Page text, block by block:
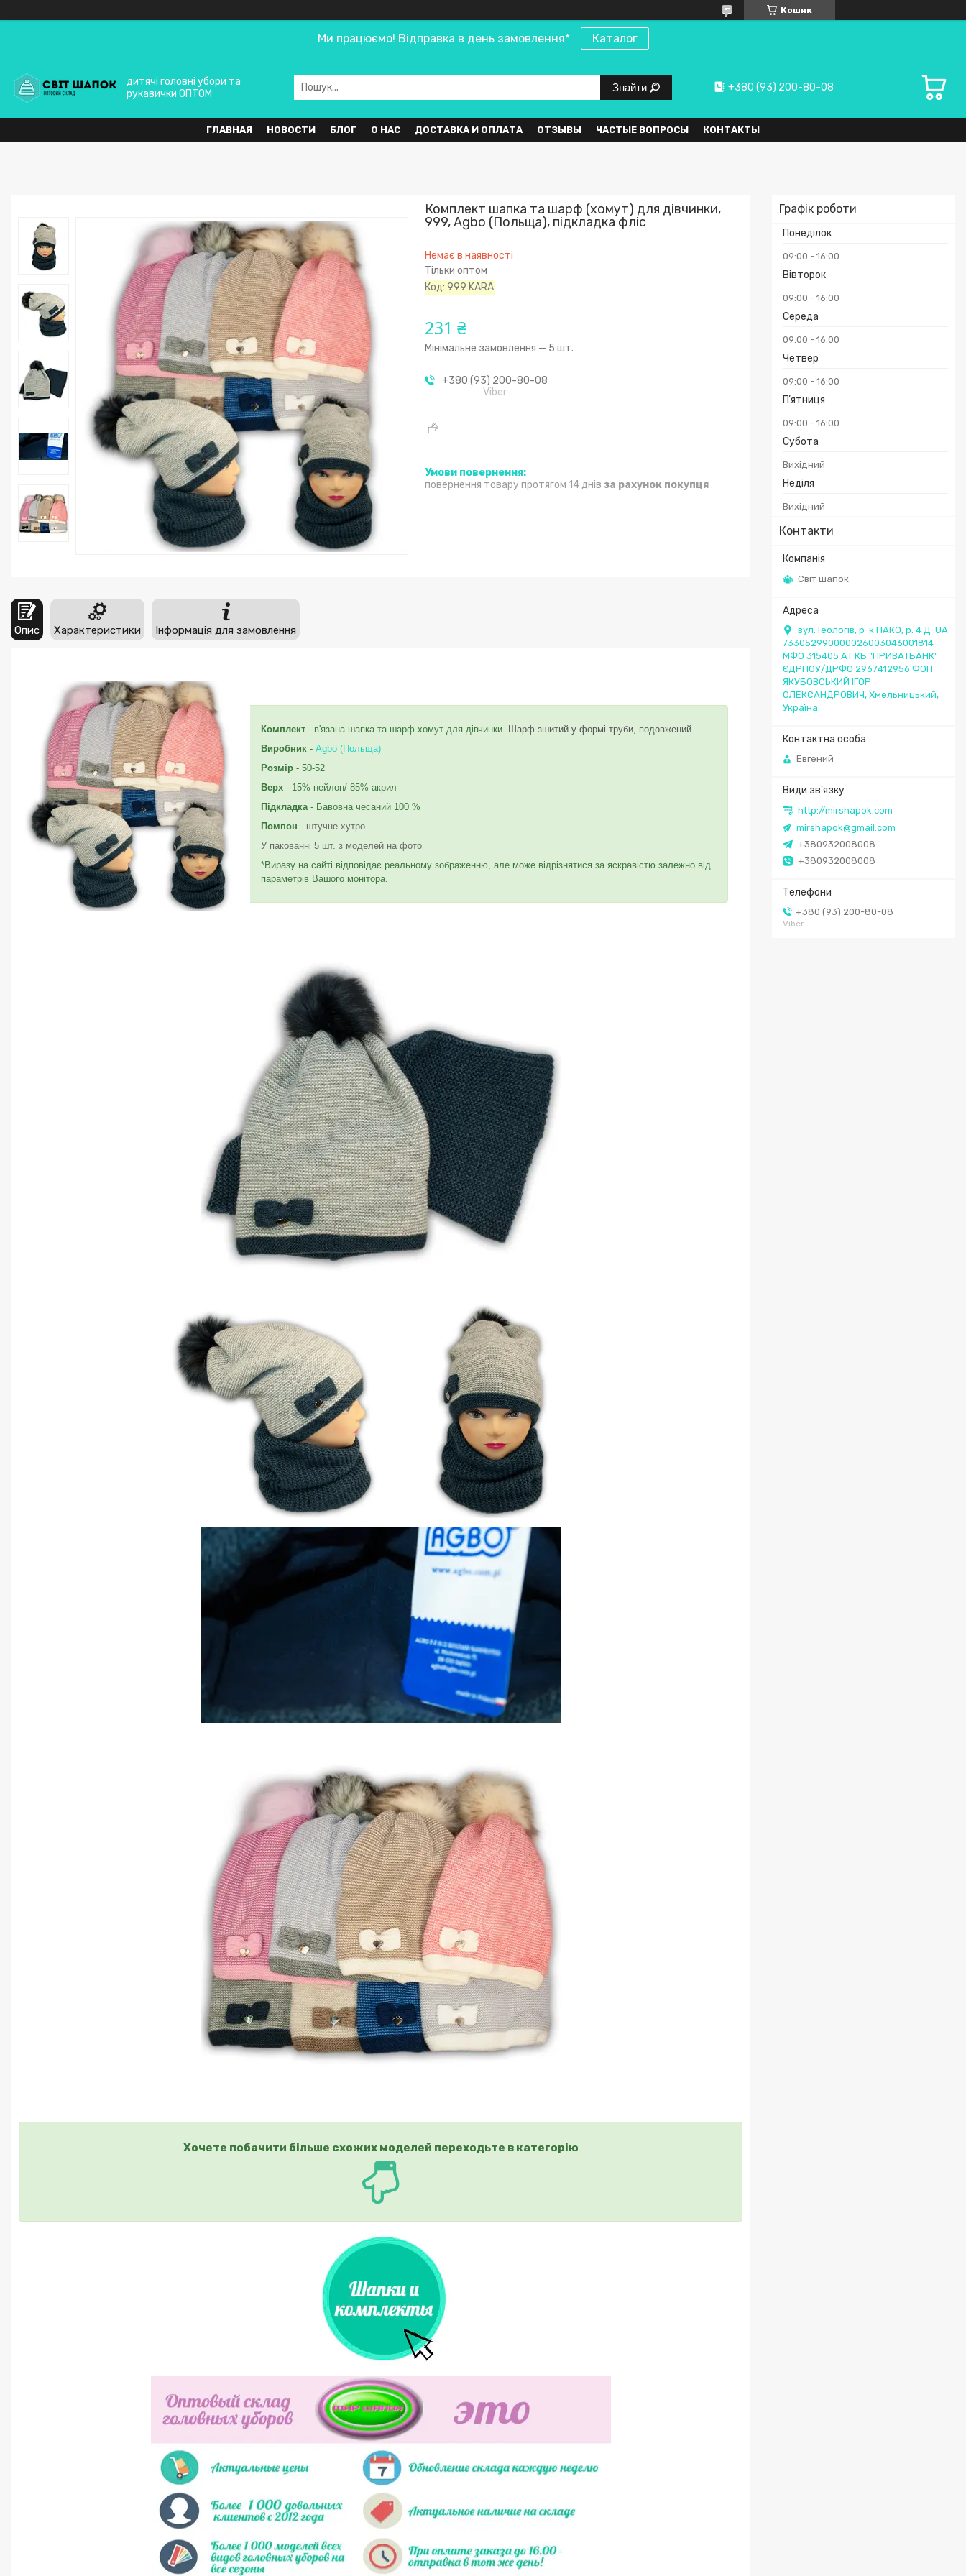
Кошик
Ми працюємо! Відправка в день замовлення* Каталог
дитячі головні убори та
рукавички ОПТОМ
Знайти +380 (93) 200-80-08
ГЛАВНАЯ НОВОСТИ БЛОГ О НАС ДОСТАВКА И ОПЛАТА ОТЗЫВЫ ЧАСТЫЕ ВОПРОСЫ КОНТАКТЫ
Графік роботи
Понеділок
09:00 16:00
Вівторок
09:00 16:00
Середа
09:00 16:00
Четвер
09:00 16:00
Пʼятниця
09:00 16:00
Субота
Вихідний
Неділя
Вихідний
Контакти
Світ шапок
вул. Геологів, р-к ПАКО, р. 4 Д-UA
733052990000026003046001814
МФО 315405 АТ КБ "ПРИВАТБАНК"
ЄДРПОУ/ДРФО 2967412956 ФОП
ЯКУБОВСЬКИЙ ІГОР
ОЛЕКСАНДРОВИЧ, Хмельницький,
Україна
Евгений
http://mirshapok.com
mirshapok@gmail.com
+380932008008
+380932008008
+380 (93) 200-80-08
Viber
Комплект шапка та шарф (хомут) для дівчинки,
999, Agbo (Польща), підкладка фліс
Немає в наявності
Тільки оптом
Код:999 KARA
231 ₴
Мінімальне замовлення — 5 шт.
+380 (93) 200-80-08
Viber
повернення товару протягом 14 днів за рахунок покупця
Опис Характеристики Інформація для замовлення
Комплект - в'язана шапка та шарф-хомут для дівчинки . Шарф зшитий у формі труби, подовжений
Виробник - Agbo (Польща)
Розмір - 50-52
Верх - 15% нейлон/ 85% акрил
Підкладка - Бавовна чесаний 100 %
Помпон - штучне хутро
У пакованні 5 шт. з моделей на фото
*Виразу на сайті відповідає реальному зображенню, але може відрізнятися за яскравістю залежно від
параметрів Вашого монітора.
Хочете побачити більше схожих моделей переходьте в категорію